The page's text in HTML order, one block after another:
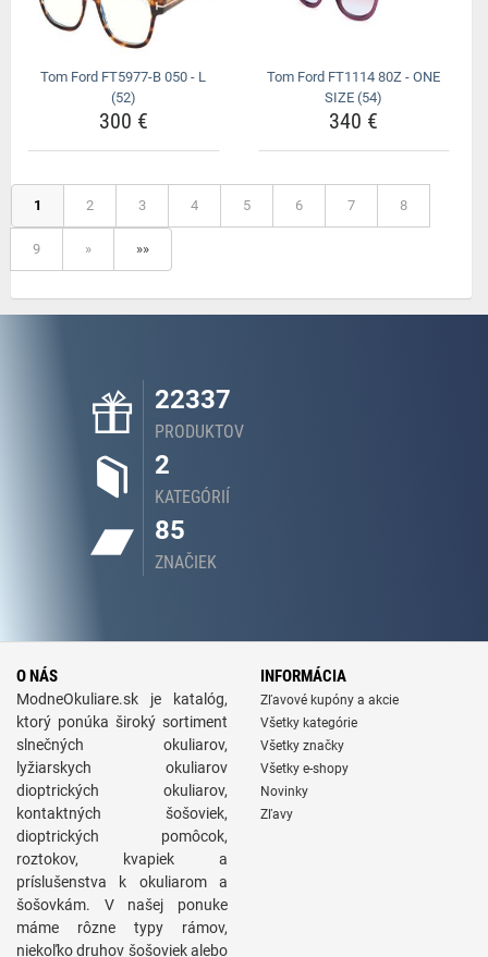
Tom Ford FT5977-B 050 - L
(52)
300 €
Tom Ford FT1114 80Z - ONE
SIZE (54)
340 €
1 2 3 4 5 6 7 8
9 » »»
22337
PRODUKTOV
2
KATEGÓRIÍ
85
ZNAČIEK
O NÁS
ModneOkuliare.sk je katalóg,
ktorý ponúka široký sortiment
slnečných okuliarov,
lyžiarskych okuliarov
dioptrických okuliarov,
kontaktných šošoviek,
dioptrických pomôcok,
roztokov, kvapiek a
príslušenstva k okuliarom a
šošovkám. V našej ponuke
máme rôzne typy rámov,
niekoľko druhov šošoviek alebo
INFORMÁCIA
Zľavové kupóny a akcie
Všetky kategórie
Všetky značky
Všetky e-shopy
Novinky
Zľavy